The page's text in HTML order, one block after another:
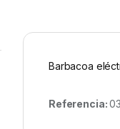
Barbacoa
Referencia: